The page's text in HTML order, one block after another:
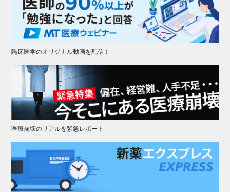
臨床医学のオリジナル動画を配信！
医療崩壊のリアルを緊急レポート